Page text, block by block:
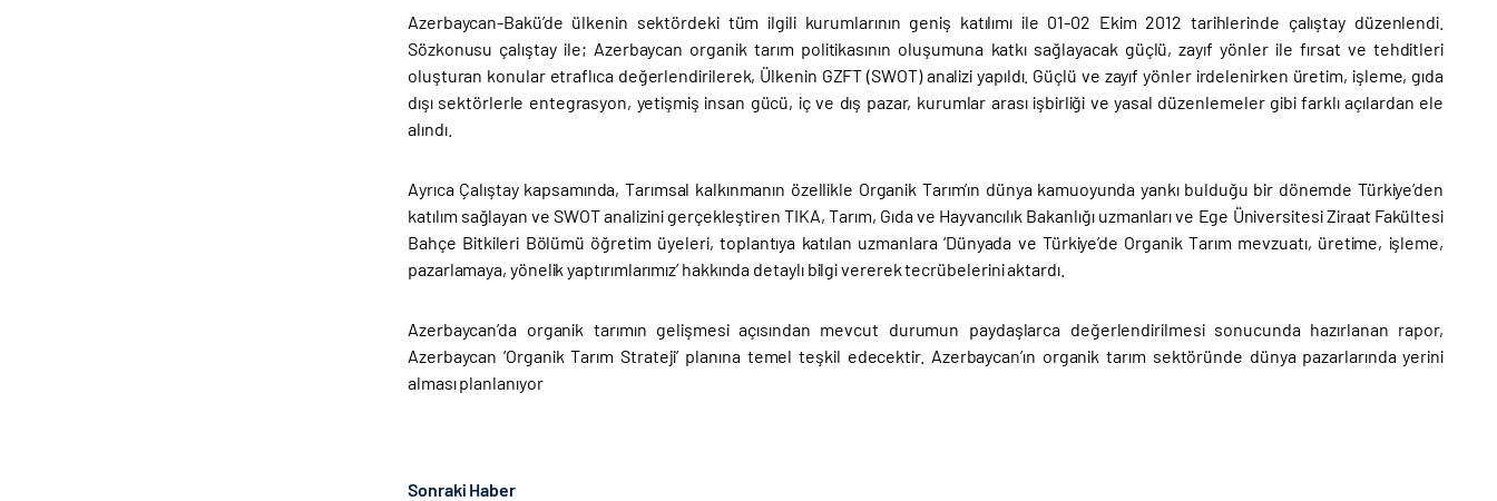
Azerbaycan-Bakü’de ülkenin sektördeki tüm ilgili kurumlarının geniş katılımı ile 01-02 Ekim 2012 tarihlerinde çalıştay düzenlendi.
Sözkonusu çalıştay ile; Azerbaycan organik tarım politikasının oluşumuna katkı sağlayacak güçlü, zayıf yönler ile fırsat ve tehditleri
oluşturan konular etraflıca değerlendirilerek, Ülkenin GZFT (SWOT) analizi yapıldı. Güçlü ve zayıf yönler irdelenirken üretim, işleme, gıda
dışı sektörlerle entegrasyon, yetişmiş insan gücü, iç ve dış pazar, kurumlar arası işbirliği ve yasal düzenlemeler gibi farklı açılardan ele
alındı.
Ayrıca Çalıştay kapsamında, Tarımsal kalkınmanın özellikle Organik Tarım’ın dünya kamuoyunda yankı bulduğu bir dönemde Türkiye’den
katılım sağlayan ve SWOT analizini gerçekleştiren TIKA, Tarım, Gıda ve Hayvancılık Bakanlığı uzmanları ve Ege Üniversitesi Ziraat Fakültesi
Bahçe Bitkileri Bölümü öğretim üyeleri, toplantıya katılan uzmanlara ‘Dünyada ve Türkiye’de Organik Tarım mevzuatı, üretime, işleme,
pazarlamaya, yönelik yaptırımlarımız’ hakkında detaylı bilgi vererek tecrübelerini aktardı.
Azerbaycan’da organik tarımın gelişmesi açısından mevcut durumun paydaşlarca değerlendirilmesi sonucunda hazırlanan rapor,
Azerbaycan ‘Organik Tarım Strateji’ planına temel teşkil edecektir. Azerbaycan’ın organik tarım sektöründe dünya pazarlarında yerini
alması planlanıyor
Sonraki Haber